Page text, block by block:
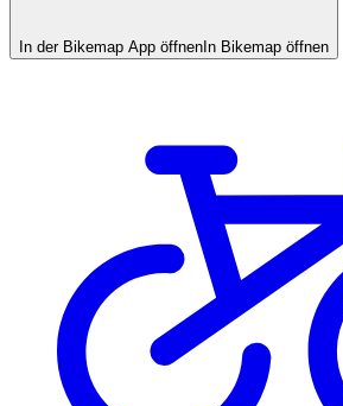
In der Bikemap App öffnen In Bikemap öffnen